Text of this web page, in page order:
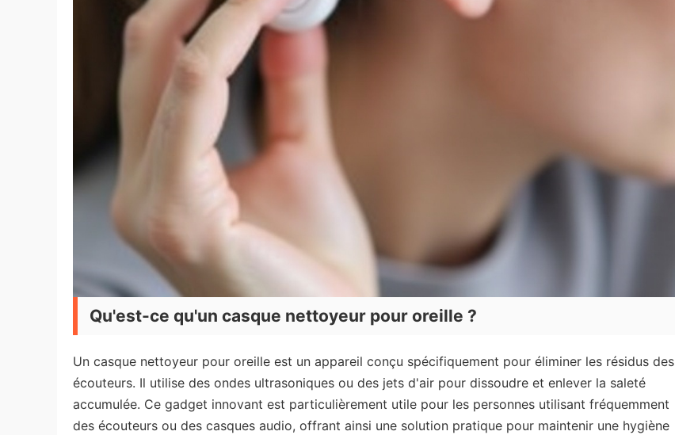
Qu'est-ce qu'un casque nettoyeur pour oreille ?
Un casque nettoyeur pour oreille est un appareil conçu spécifiquement pour éliminer les résidus des
écouteurs. Il utilise des ondes ultrasoniques ou des jets d'air pour dissoudre et enlever la saleté
accumulée. Ce gadget innovant est particulièrement utile pour les personnes utilisant fréquemment
des écouteurs ou des casques audio, offrant ainsi une solution pratique pour maintenir une hygiène